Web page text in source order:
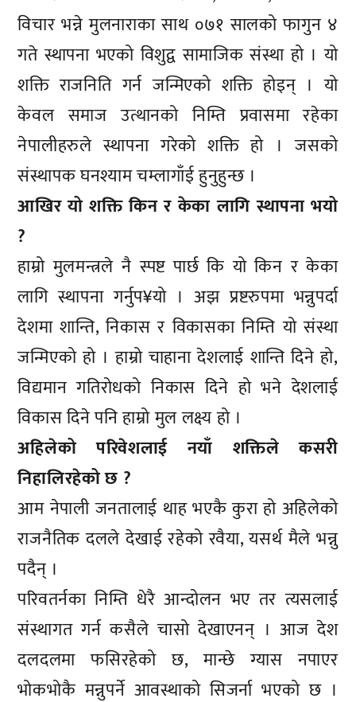
विचार भन्ने मुलनाराका साथ ०७१ सालको फागुन ४
गते स्थापना भएको विशुद्व सामाजिक संस्था हो । यो
शक्ति राजनिति गर्न जन्मिएको शक्ति होइन् । यो
केवल समाज उत्थानको निम्ति प्रवासमा रहेका
नेपालीहरुले स्थापना गरेको शक्ति हो । जसको
संस्थापक घनश्याम चम्लागाँई हुनुहुन्छ ।
आखिर यो शक्ति किन र केका लागि स्थापना भयो
?
हाम्रो मुलमन्त्रले नै स्पष्ट पार्छ कि यो किन र केका
लागि स्थापना गर्नुप¥यो । अझ प्रष्टरुपमा भन्नुपर्दा
देशमा शान्ति, निकास र विकासका निम्ति यो संस्था
जन्मिएको हो । हाम्रो चाहाना देशलाई शान्ति दिने हो,
विद्यमान गतिरोधको निकास दिने हो भने देशलाई
विकास दिने पनि हाम्रो मुल लक्ष्य हो ।
अहिलेको परिवेशलाई नयाँ शक्तिले कसरी
निहालिरहेको छ ?
आम नेपाली जनतालाई थाह भएकै कुरा हो अहिलेको
राजनैतिक दलले देखाई रहेको रवैया, यसर्थ मैले भन्नु
पदैन् ।
परिवतर्नका निम्ति धेरै आन्दोलन भए तर त्यसलाई
संस्थागत गर्न कसैले चासो देखाएनन् । आज देश
दलदलमा फसिरहेको छ, मान्छे ग्यास नपाएर
भोकभोकै मन्नुपर्ने आवस्थाको सिजर्ना भएको छ ।